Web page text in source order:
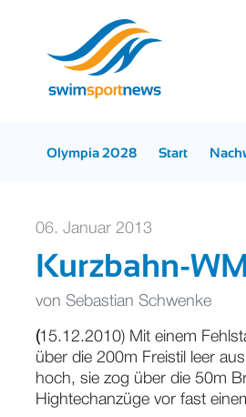
Olympia 2028 Start
06. Januar 2013
Kurzbahn-
von Sebastian Schwenke
(15.12.2010) Mit einem
über die 200m Freistil leer
hoch, sie zog über die 50m
Hightechanzüge vor fast